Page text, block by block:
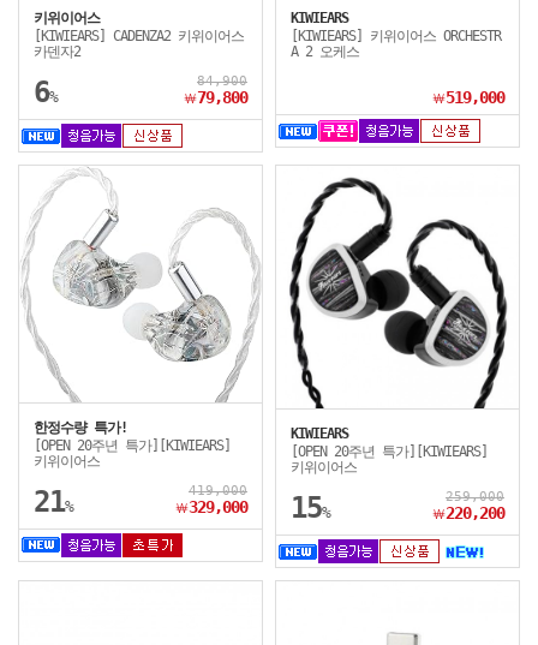
키위이어스
[KIWIEARS] CADENZA2 키위이어스
카덴자2
6%
84,900
￦79,800
KIWIEARS
[KIWIEARS] 키위이어스 ORCHESTR
A 2 오케스
￦519,000
한정수량 특가!
[OPEN 20주년 특가][KIWIEARS]
키위이어스
21%
419,000
￦329,000
KIWIEARS
[OPEN 20주년 특가][KIWIEARS]
키위이어스
15%
259,000
￦220,200